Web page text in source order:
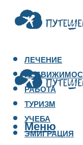
ЛЕЧЕНИЕ
РАБОТА
ТУРИЗМ
УЧЕБА
ЭМИГРАЦИЯ
Меню